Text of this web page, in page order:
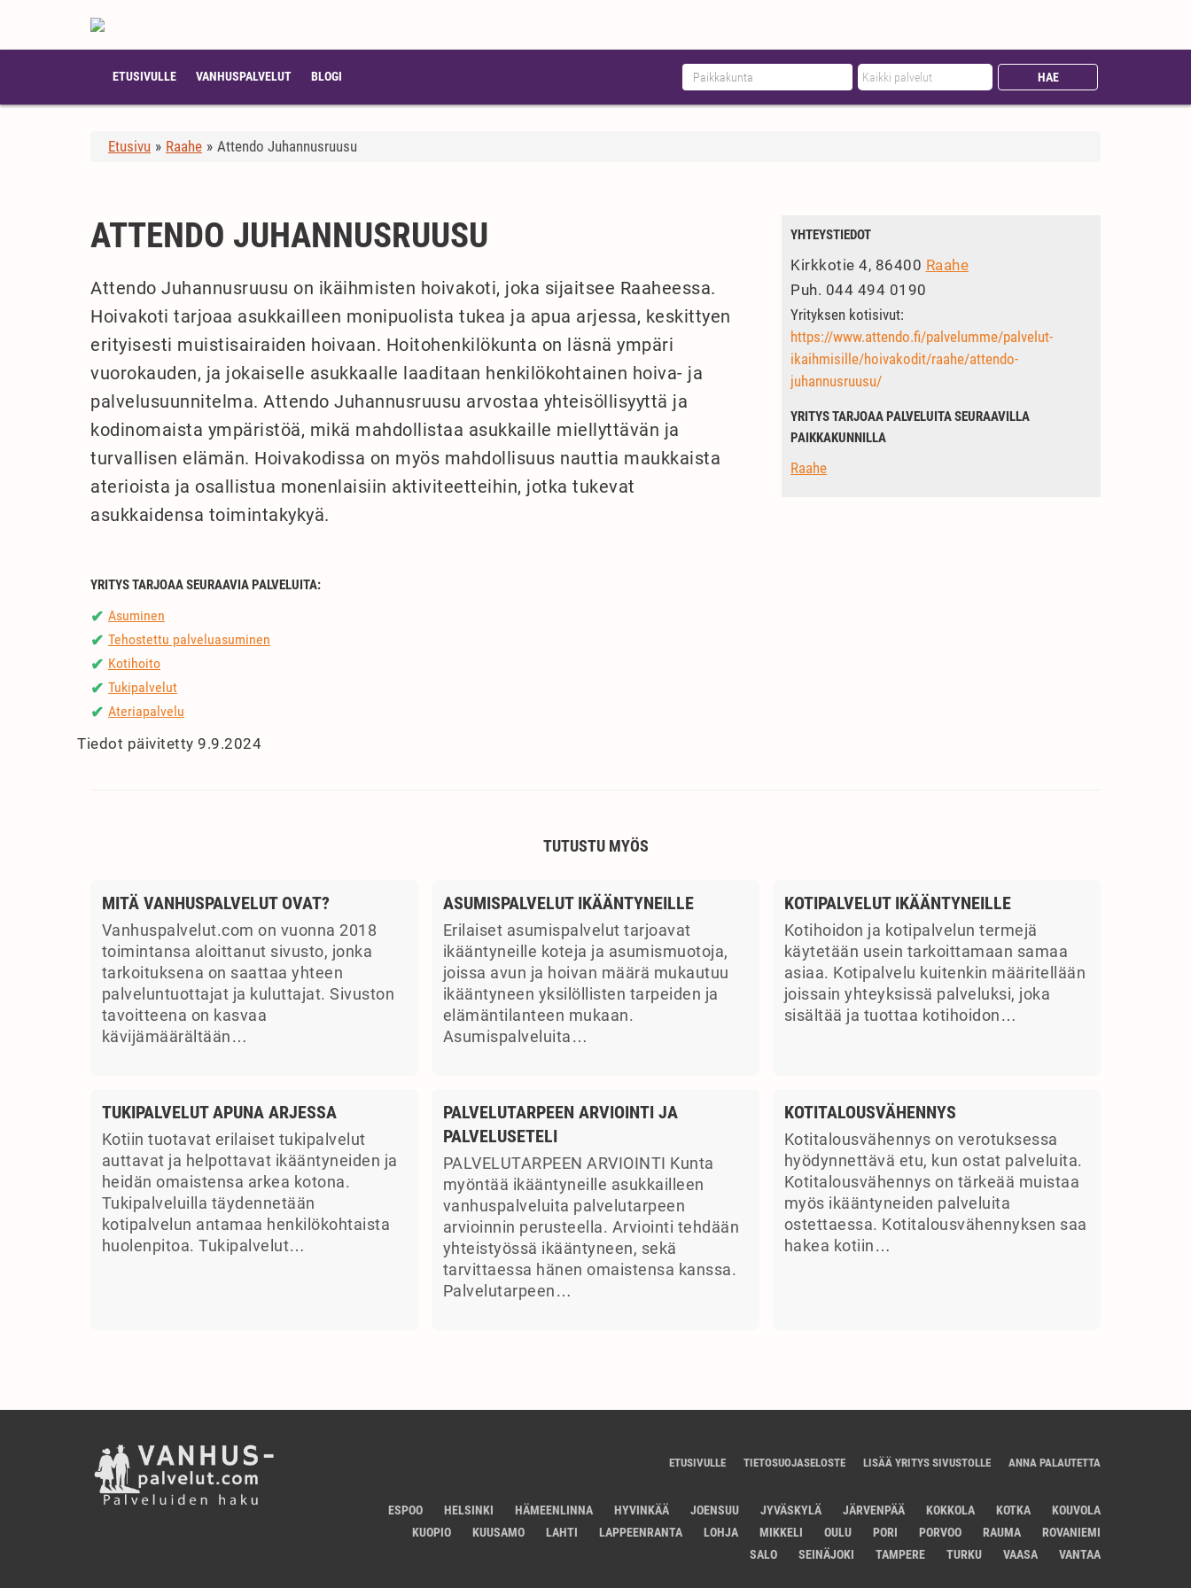
ETUSIVULLE VANHUSPALVELUT BLOGI
Etusivu » Raahe » Attendo Juhannusruusu
ATTENDO JUHANNUSRUUSU
Attendo Juhannusruusu on ikäihmisten hoivakoti, joka sijaitsee Raaheessa.
Hoivakoti tarjoaa asukkailleen monipuolista tukea ja apua arjessa, keskittyen
erityisesti muistisairaiden hoivaan. Hoitohenkilökunta on läsnä ympäri
vuorokauden, ja jokaiselle asukkaalle laaditaan henkilökohtainen hoiva- ja
palvelusuunnitelma. Attendo Juhannusruusu arvostaa yhteisöllisyyttä ja
kodinomaista ympäristöä, mikä mahdollistaa asukkaille miellyttävän ja
turvallisen elämän. Hoivakodissa on myös mahdollisuus nauttia maukkaista
aterioista ja osallistua monenlaisiin aktiviteetteihin, jotka tukevat
asukkaidensa toimintakykyä.
YRITYS TARJOAA SEURAAVIA PALVELUITA:
✔ Asuminen
✔ Tehostettu palveluasuminen
✔ Kotihoito
✔ Tukipalvelut
✔ Ateriapalvelu
Tiedot päivitetty 9.9.2024
YHTEYSTIEDOT
Kirkkotie 4, 86400 Raahe
Puh. 044 494 0190
Yrityksen kotisivut:
https://www.attendo.fi/palvelumme/palvelut-
ikaihmisille/hoivakodit/raahe/attendo-
juhannusruusu/
YRITYS TARJOAA PALVELUITA SEURAAVILLA
PAIKKAKUNNILLA
Raahe
TUTUSTU MYÖS
MITÄ VANHUSPALVELUT OVAT?
Vanhuspalvelut.com on vuonna 2018
toimintansa aloittanut sivusto, jonka
tarkoituksena on saattaa yhteen
palveluntuottajat ja kuluttajat. Sivuston
tavoitteena on kasvaa
kävijämäärältään…
ASUMISPALVELUT IKÄÄNTYNEILLE
Erilaiset asumispalvelut tarjoavat
ikääntyneille koteja ja asumismuotoja,
joissa avun ja hoivan määrä mukautuu
ikääntyneen yksilöllisten tarpeiden ja
elämäntilanteen mukaan.
Asumispalveluita…
KOTIPALVELUT IKÄÄNTYNEILLE
Kotihoidon ja kotipalvelun termejä
käytetään usein tarkoittamaan samaa
asiaa. Kotipalvelu kuitenkin määritellään
joissain yhteyksissä palveluksi, joka
sisältää ja tuottaa kotihoidon…
TUKIPALVELUT APUNA ARJESSA
Kotiin tuotavat erilaiset tukipalvelut
auttavat ja helpottavat ikääntyneiden ja
heidän omaistensa arkea kotona.
Tukipalveluilla täydennetään
kotipalvelun antamaa henkilökohtaista
huolenpitoa. Tukipalvelut…
PALVELUTARPEEN ARVIOINTI JA
PALVELUSETELI
PALVELUTARPEEN ARVIOINTI Kunta
myöntää ikääntyneille asukkailleen
vanhuspalveluita palvelutarpeen
arvioinnin perusteella. Arviointi tehdään
yhteistyössä ikääntyneen, sekä
tarvittaessa hänen omaistensa kanssa.
Palvelutarpeen…
KOTITALOUSVÄHENNYS
Kotitalousvähennys on verotuksessa
hyödynnettävä etu, kun ostat palveluita.
Kotitalousvähennys on tärkeää muistaa
myös ikääntyneiden palveluita
ostettaessa. Kotitalousvähennyksen saa
hakea kotiin…
ETUSIVULLE TIETOSUOJASELOSTE LISÄÄ YRITYS SIVUSTOLLE ANNA PALAUTETTA
ESPOO HELSINKI HÄMEENLINNA HYVINKÄÄ JOENSUU JYVÄSKYLÄ JÄRVENPÄÄ KOKKOLA KOTKA
KOUVOLA
KUOPIO
KUUSAMO LAHTI LAPPEENRANTA LOHJA MIKKELI OULU PORI PORVOO RAUMA
ROVANIEMI
SALO
SEINÄJOKI TAMPERE TURKU VAASA VANTAA